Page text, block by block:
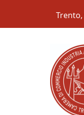
Trento,